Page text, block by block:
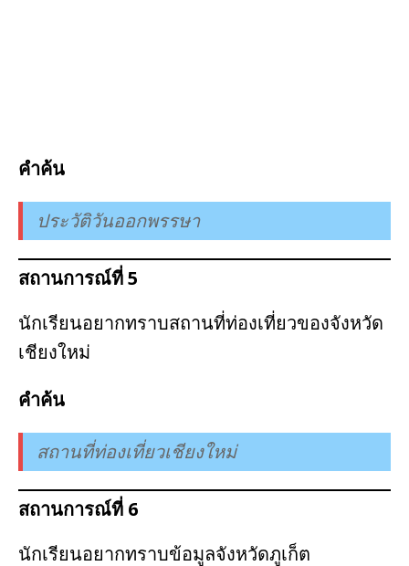
คำค้น
ประวัติวันออกพรรษา
สถานการณ์ที่ 5
นักเรียนอยากทราบสถานที่ท่องเที่ยวของจังหวัด
เชียงใหม่
คำค้น
สถานที่ท่องเที่ยวเชียงใหม่
สถานการณ์ที่ 6
นักเรียนอยากทราบข้อมูลจังหวัดภูเก็ต